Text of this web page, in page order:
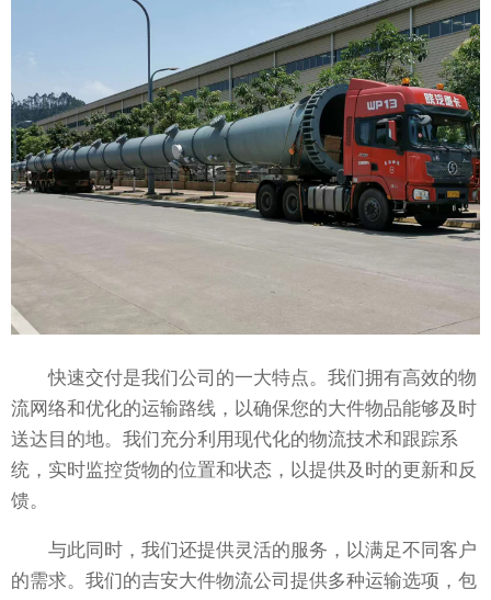
快速交付是我们公司的一大特点。我们拥有高效的物
流网络和优化的运输路线，以确保您的大件物品能够及时
送达目的地。我们充分利用现代化的物流技术和跟踪系
统，实时监控货物的位置和状态，以提供及时的更新和反
馈。
与此同时，我们还提供灵活的服务，以满足不同客户
的需求。我们的吉安大件物流公司提供多种运输选项，包